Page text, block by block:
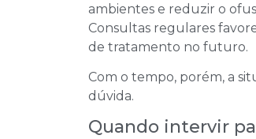
ambientes e reduzir o
Consultas regulares
de tratamento no futuro.
Com o tempo, porém, a
dúvida.
Quando intervir